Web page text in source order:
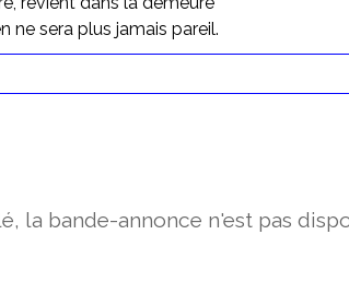
ne sera plus jamais pareil.
la bande-annonce n'est pas